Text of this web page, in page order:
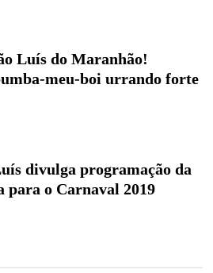
Luís do Maranhão!
meu-boi urrando forte
divulga programação da
para o Carnaval 2019